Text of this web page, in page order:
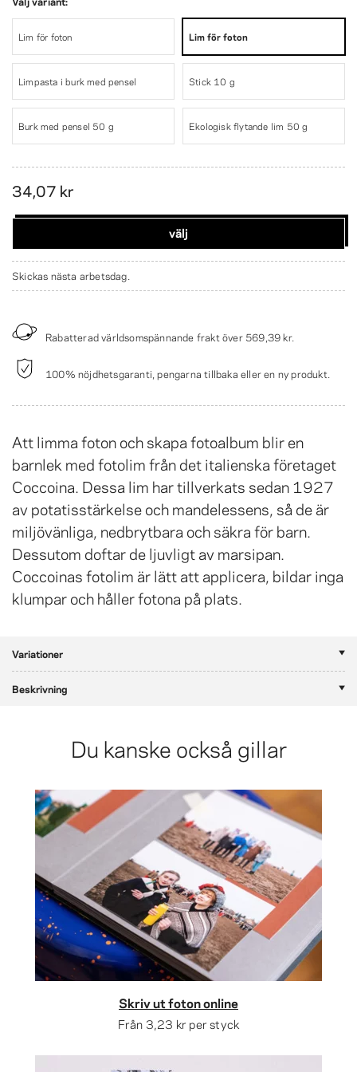
Att limma foton och skapa fotoalbum blir en
barnlek med fotolim från det italienska företaget
Coccoina. Dessa lim har tillverkats sedan 1927
av potatisstärkelse och mandelessens, så de är
miljövänliga, nedbrytbara och säkra för barn.
Dessutom doftar de ljuvligt av marsipan.
Coccoinas fotolim är lätt att applicera, bildar inga
klumpar och håller fotona på plats.
Lim för foton Lim för foton
Limpasta i burk med pensel Stick 10 g
Burk med pensel 50 g Ekologisk flytande lim 50 g
34,07 kr
välj
Skickas nästa arbetsdag.
Rabatterad världsomspännande frakt över 569,39 kr.
100% nöjdhetsgaranti, pengarna tillbaka eller en ny produkt.
Variationer
Beskrivning
Du kanske också gillar
Skriv ut foton online
Från 3,23 kr per styck